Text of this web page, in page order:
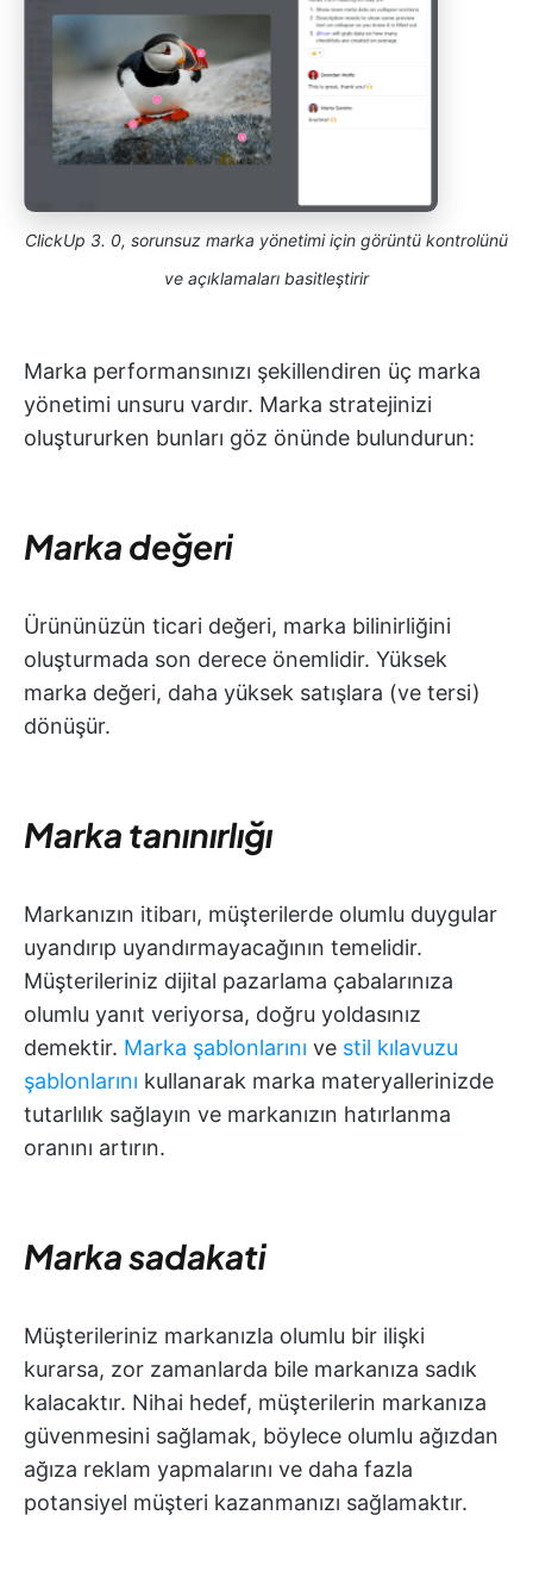
ClickUp 3. 0, sorunsuz marka yönetimi için görüntü kontrolünü
ve açıklamaları basitleştirir
Marka performansınızı şekillendiren üç marka
yönetimi unsuru vardır. Marka stratejinizi
oluştururken bunları göz önünde bulundurun:
Marka değeri
Ürününüzün ticari değeri, marka bilinirliğini
oluşturmada son derece önemlidir. Yüksek
marka değeri, daha yüksek satışlara (ve tersi)
dönüşür.
Marka tanınırlığı
Markanızın itibarı, müşterilerde olumlu duygular
uyandırıp uyandırmayacağının temelidir.
Müşterileriniz dijital pazarlama çabalarınıza
olumlu yanıt veriyorsa, doğru yoldasınız
demektir. Marka şablonlarını ve stil kılavuzu
şablonlarını kullanarak marka materyallerinizde
tutarlılık sağlayın ve markanızın hatırlanma
oranını artırın.
Marka sadakati
Müşterileriniz markanızla olumlu bir ilişki
kurarsa, zor zamanlarda bile markanıza sadık
kalacaktır. Nihai hedef, müşterilerin markanıza
güvenmesini sağlamak, böylece olumlu ağızdan
ağıza reklam yapmalarını ve daha fazla
potansiyel müşteri kazanmanızı sağlamaktır.